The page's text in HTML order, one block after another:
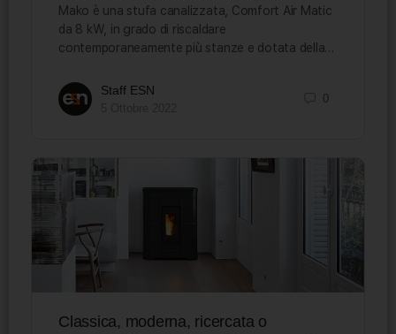
Mako è una stufa canalizzata, Comfort Air Matic
da 8 kW, in grado di riscaldare
contemporaneamente più stanze e dotata della…
Staff ESN
0
Classica, moderna, ricercata o